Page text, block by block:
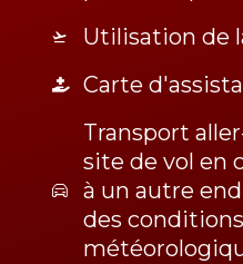
Utilisation de
Carte
Transport
site de vol en
à un autre
des conditions